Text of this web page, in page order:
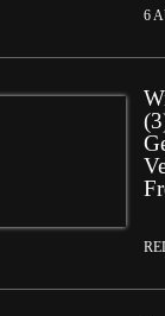
6